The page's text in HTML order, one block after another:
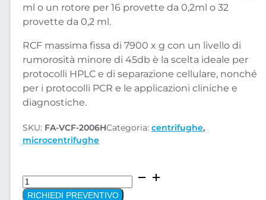
ml o un rotore per 16 provette da 0,2ml o 32
provette da 0,2 ml.
RCF massima fissa di 7900 x g con un livello di
rumorosità minore di 45db è la scelta ideale per
protocolli HPLC e di separazione cellulare, nonché
per i protocolli PCR e le applicazioni cliniche e
diagnostiche.
SKU: FA-VCF-2006HCategoria: centrifughe,
microcentrifughe
Centrifuga
Mini
RICHIEDI PREVENTIVO